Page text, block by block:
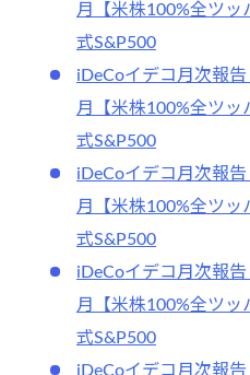
月【米株100%全ツッ
式S&P500
iDeCoイデコ月次報
月【米株100%全ツッ
式S&P500
iDeCoイデコ月次報
月【米株100%全ツッ
式S&P500
iDeCoイデコ月次報
月【米株100%全ツッ
式S&P500
iDeCoイデコ月次報